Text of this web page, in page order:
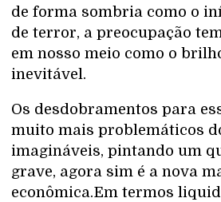
de forma sombria como o
de terror, a preocupação
em nosso meio como o
inevitável.
Os desdobramentos para
muito mais problemáticos
imagináveis, pintando um
grave, agora sim é a nova
econômica.Em termos